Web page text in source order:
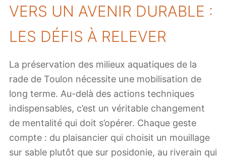
VERS UN AVENIR DURABLE :
LES DÉFIS À RELEVER
La préservation des milieux aquatiques de la
rade de Toulon nécessite une mobilisation de
long terme. Au-delà des actions techniques
indispensables, c’est un véritable changement
de mentalité qui doit s’opérer. Chaque geste
compte : du plaisancier qui choisit un mouillage
sur sable plutôt que sur posidonie, au riverain qui